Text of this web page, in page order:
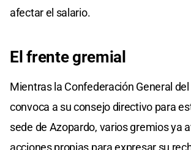
afectar el salario.
El frente gremial
Mientras la Confederación General
convoca a su consejo directivo para
sede de Azopardo, varios gremios ya
acciones propias para expresar su